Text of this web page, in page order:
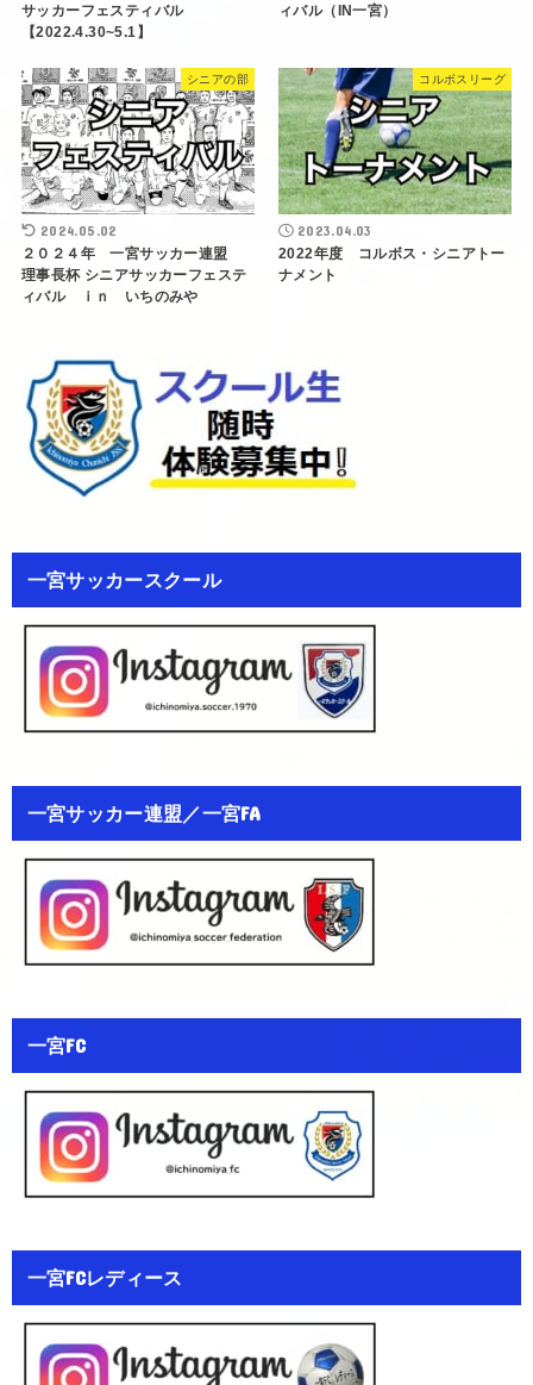
サッカーフェスティバル
【2022.4.30~5.1】
ィバル（IN一宮）
シニアの部
2024.05.02
２０２４年 一宮サッカー連盟
理事長杯 シニアサッカーフェステ
ィバル ｉｎ いちのみや
コルボスリーグ
2023.04.03
2022年度 コルボス・シニアトー
ナメント
一宮サッカースクール
一宮サッカー連盟／一宮FA
一宮FC
一宮FCレディース